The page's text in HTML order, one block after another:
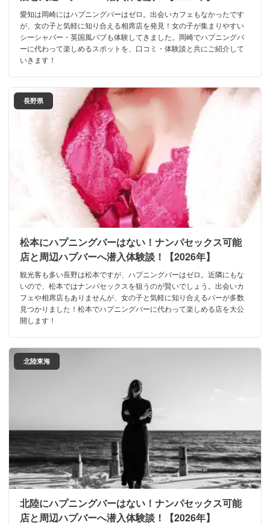
愛知は岡崎にはハプニングバーはゼロ。出会いカフェもなかったです
が、女の子と気軽に知り合える相席店を発見！女の子が集まりやすい
シーシャバー・英国風パブも体験してきました。岡崎でハプニングバ
ーに代わって楽しめるスポットを、口コミ・体験談と共にご紹介して
いきます！
長野県
松本にハプニングバーはない！ナンパセックス可能
店と周辺ハプバーへ潜入体験談！【2026年】
観光客も多い長野は松本ですが、ハプニングバーはゼロ。近隣にもな
いので、松本ではナンパセックスを狙うのが賢いでしょう。出会いカ
フェや相席店もありませんが、女の子と気軽に知り合えるバーが多数
見つかりました！松本でハプニングバーに代わって楽しめる店を大公
開します！
北陸東海
北陸にハプニングバーはない！ナンパセックス可能
店と周辺ハプバーへ潜入体験談！【2026年】